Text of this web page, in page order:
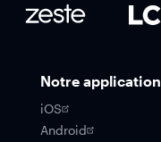
Notre application
iOS
Android